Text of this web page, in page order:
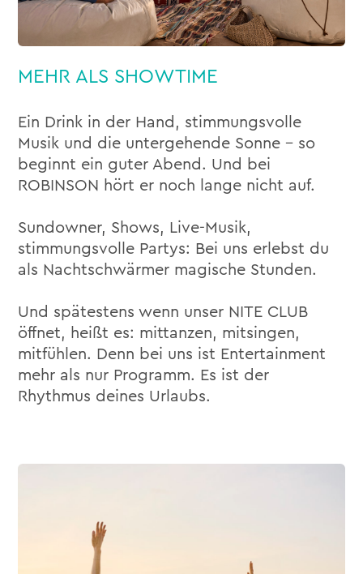
MEHR ALS SHOWTIME
Ein Drink in der Hand, stimmungsvolle
Musik und die untergehende Sonne – so
beginnt ein guter Abend. Und bei
ROBINSON hört er noch lange nicht auf.
Sundowner, Shows, Live-Musik,
stimmungsvolle Partys: Bei uns erlebst du
als Nachtschwärmer magische Stunden.
Und spätestens wenn unser NITE CLUB
öffnet, heißt es: mittanzen, mitsingen,
mitfühlen. Denn bei uns ist Entertainment
mehr als nur Programm. Es ist der
Rhythmus deines Urlaubs.